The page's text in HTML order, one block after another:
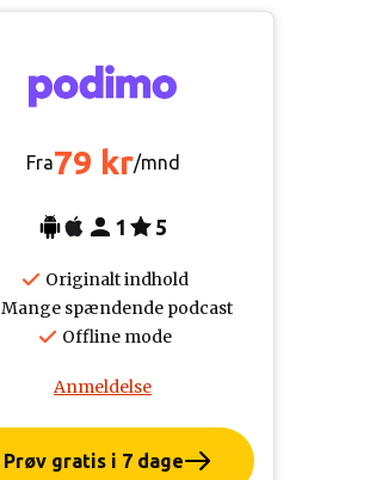
Fra79 kr/mnd
1 5
Originalt indhold
Mange spændende podcast
Offline mode
Anmeldelse
Prøv gratis i 7 dage